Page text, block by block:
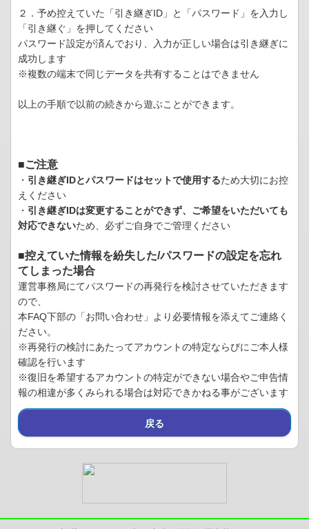
２．予め控えていた「引き継ぎID」と「パスワード」を入力し
「引き継ぐ」を押してください
パスワード設定が済んでおり、入力が正しい場合は引き継ぎに
成功します
※複数の端末で同じデータを共有することはできません
以上の手順で以前の続きから遊ぶことができます。
■ご注意
・ 引き継ぎIDとパスワードはセットで使用するため大切にお控
えください
・ 引き継ぎIDは変更することができず、ご希望をいただいても
対応できないため、必ずご自身でご管理ください
■控えていた情報を紛失した/パスワードの設定を忘れ
てしまった場合
運営事務局にてパスワードの再発行を検討させていただきます
ので、
本FAQ下部の「お問い合わせ」より必要情報を添えてご連絡く
ださい。
※再発行の検討にあたってアカウントの特定ならびにご本人様
確認を行います
※復旧を希望するアカウントの特定ができない場合やご申告情
報の相違が多くみられる場合は対応できかねる事がございます
戻る